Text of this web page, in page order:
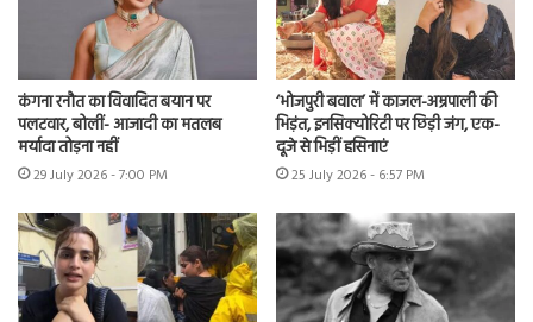
कंगना रनौत का विवादित बयान पर
पलटवार, बोलीं- आजादी का मतलब
मर्यादा तोड़ना नहीं
29 July 2026 - 7:00 PM
‘भोजपुरी बवाल’ में काजल-अम्रपाली की
भिड़ंत, इनसिक्योरिटी पर छिड़ी जंग, एक-
दूजे से भिड़ीं हसिनाएं
25 July 2026 - 6:57 PM